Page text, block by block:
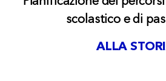
scolastico e di
ALLA